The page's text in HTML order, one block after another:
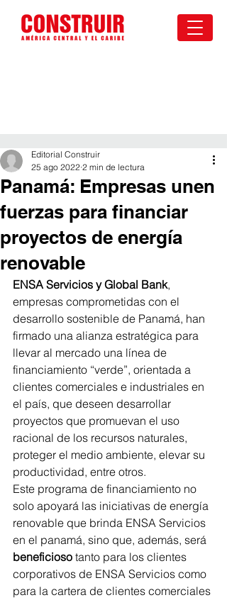
Panamá: Empresas unen
fuerzas para financiar
proyectos de energía
renovable
Editorial Construir
25 ago 2022 2 min de lectura
ENSA Servicios y Global Bank,
empresas comprometidas con el
desarrollo sostenible de Panamá, han
firmado una alianza estratégica para
llevar al mercado una línea de
financiamiento “verde”, orientada a
clientes comerciales e industriales en
el país, que deseen desarrollar
proyectos que promuevan el uso
racional de los recursos naturales,
proteger el medio ambiente, elevar su
productividad, entre otros.
Este programa de financiamiento no
solo apoyará las iniciativas de energía
renovable que brinda ENSA Servicios
en el panamá, sino que, además, será
beneficioso tanto para los clientes
corporativos de ENSA Servicios como
para la cartera de clientes comerciales